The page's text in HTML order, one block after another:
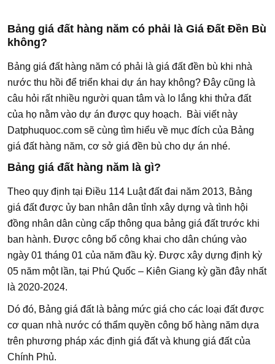
Bảng giá đất hàng năm có phải là Giá Đất Đền Bù
không?
Bảng giá đất hàng năm có phải là giá đất đền bù khi nhà
nước thu hồi để triển khai dự án hay không? Đây cũng là
câu hỏi rất nhiều người quan tâm và lo lắng khi thửa đất
của họ nằm vào dự án được quy hoạch. Bài viết này
Datphuquoc.com sẽ cùng tìm hiểu về mục đích của Bảng
giá đất hàng năm, cơ sở giá đền bù cho dự án nhé.
Bảng giá đất hàng năm là gì?
Theo quy định tại Điều 114 Luật đất đai năm 2013, Bảng
giá đất được ủy ban nhân dân tỉnh xây dựng và tình hội
đồng nhân dân cùng cấp thông qua bảng giá đất trước khi
ban hành. Được công bố công khai cho dân chúng vào
ngày 01 tháng 01 của năm đầu kỳ. Được xây dựng định kỳ
05 năm một lần, tại Phú Quốc – Kiên Giang kỳ gần đây nhất
là 2020-2024.
Dó đó, Bảng giá đất là bảng mức giá cho các loại đất được
cơ quan nhà nước có thẩm quyền công bố hàng năm dựa
trên phương pháp xác định giá đất và khung giá đất của
Chính Phủ.